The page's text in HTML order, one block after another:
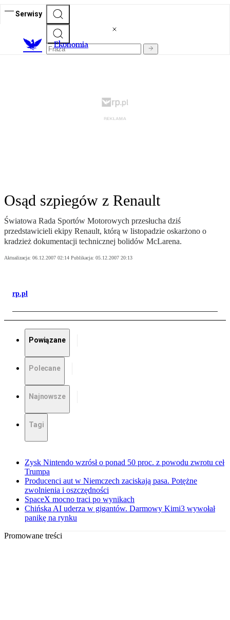
Serwisy
Ekonomia
Osąd szpiegów z Renault
Światowa Rada Sportów Motorowych przesłucha dziś
przedstawicieli ekipy Renault, którą w listopadzie oskarżono o
kradzież dokumentacji technicznej bolidów McLarena.
Aktualizacja: 06.12.2007 02:14 Publikacja: 05.12.2007 20:13
rp.pl
Powiązane
Polecane
Najnowsze
Tagi
Zysk Nintendo wzrósł o ponad 50 proc. z powodu zwrotu ceł
Trumpa
Producenci aut w Niemczech zaciskają pasa. Potężne
zwolnienia i oszczędności
SpaceX mocno traci po wynikach
Chińska AI uderza w gigantów. Darmowy Kimi3 wywołał
panikę na rynku
Promowane treści